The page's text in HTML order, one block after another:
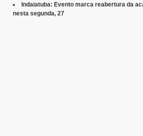
Indaiatuba: Evento marca reabertura da
nesta segunda, 27